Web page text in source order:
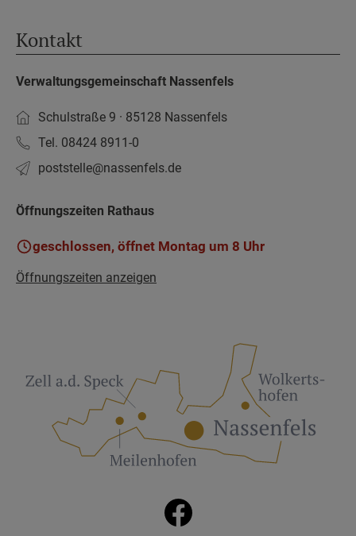
Kontakt
Verwaltungsgemeinschaft Nassenfels
Schulstraße 9 · 85128 Nassenfels
Tel. 08424 8911-0
poststelle­@nassenfels.de
Öffnungszeiten Rathaus
geschlossen, öffnet Montag um 8 Uhr
Öffnungszeiten anzeigen